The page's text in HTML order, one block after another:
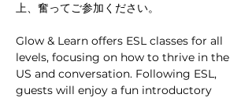
上、奮ってご参加ください。
Glow & Learn offers ESL classes for all
levels, focusing on how to thrive in the
US and conversation. Following ESL,
guests will enjoy a fun introductory